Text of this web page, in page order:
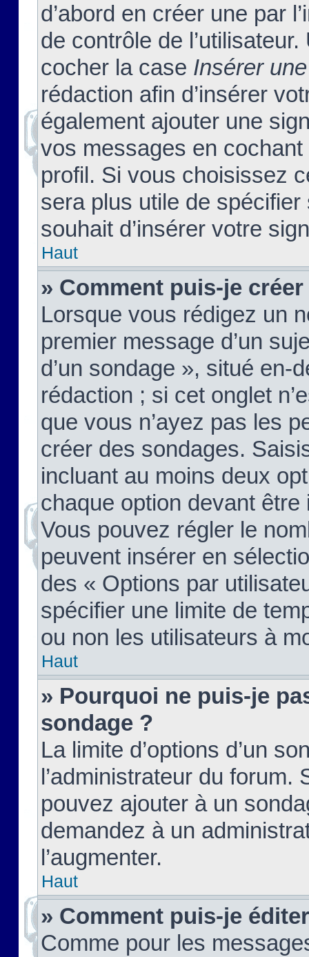
d’abord en créer une par
de contrôle de
cocher la case Insérer
rédaction afin d’insérer
également ajouter une
vos messages en
profil. Si vous choisissez
sera plus utile de
souhait d’insérer votre
Haut
» Comment puis-je
Lorsque vous rédigez un
premier message d’un
d’un sondage », situé en-
rédaction ; si cet onglet
que vous n’ayez pas les
créer des sondages.
incluant au moins deux
chaque option devant
Vous pouvez régler le
peuvent insérer en
des « Options par
spécifier une limite de
ou non les utilisateurs à
Haut
» Pourquoi ne puis-je
sondage ?
La limite d’options d’un
l’administrateur du forum.
pouvez ajouter à un
demandez à un
l’augmenter.
Haut
» Comment puis-je
Comme pour les